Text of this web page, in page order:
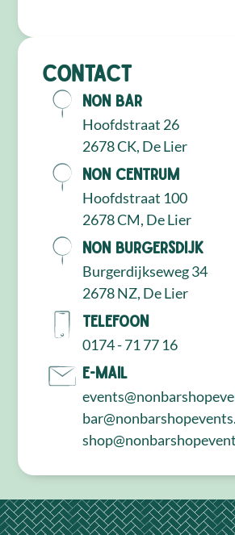
Contact
NON Bar
Hoofdstraat 26
2678 CK, De Lier
NON Centrum
Hoofdstraat 100
2678 CM, De Lier
NON Burgersdijk
Burgerdijkseweg 34
2678 NZ, De Lier
Telefoon
0174 - 71 77 16
E-mail